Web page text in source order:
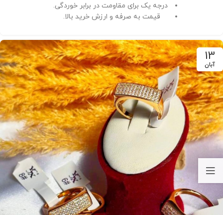
درجه یک برای مقاومت در برابر خوردگی.
قیمت به صرفه و ارزش خرید بالا.
13
آبان